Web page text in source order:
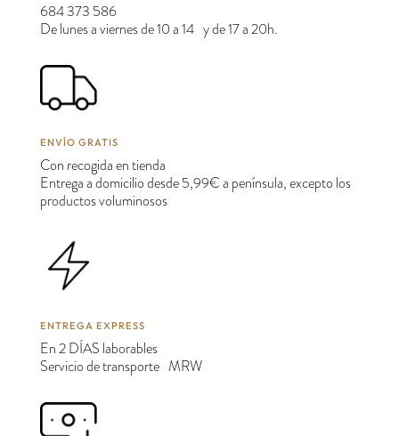
684 373 586
De lunes a viernes de 10 a 14 y de 17 a 20h.
ENVÍO GRATIS
Con recogida en tienda
Entrega a domicilio desde 5,99€ a península, excepto los
productos voluminosos
ENTREGA EXPRESS
En 2 DÍAS laborables
Servicio de transporte MRW